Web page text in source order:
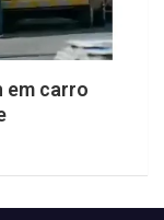
em carro